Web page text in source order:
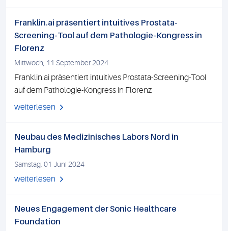
Franklin.ai präsentiert intuitives Prostata-
Screening-Tool auf dem Pathologie-Kongress in
Florenz
Mittwoch, 11 September 2024
Franklin.ai präsentiert intuitives Prostata-Screening-Tool
auf dem Pathologie-Kongress in Florenz
weiterlesen
Neubau des Medizinisches Labors Nord in
Hamburg
Samstag, 01 Juni 2024
weiterlesen
Neues Engagement der Sonic Healthcare
Foundation